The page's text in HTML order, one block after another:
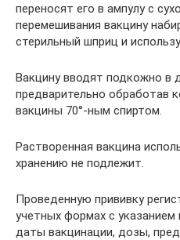
переносят его в ампулу с
перемешивания вакцину
стерильный шприц и
Вакцину вводят подкожно в
предварительно обработав
вакцины 70°-ным спиртом.
Растворенная вакцина
хранению не подлежит.
Проведенную прививку
учетных формах с указанием
даты вакцинации, дозы,